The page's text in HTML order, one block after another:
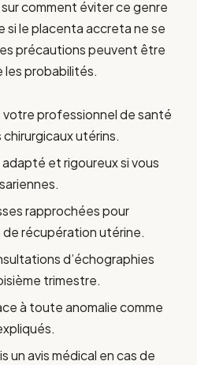
comment éviter ce genre
si le placenta accreta ne se
précautions peuvent être
les probabilités.
votre professionnel de santé
utérins.
adapté et rigoureux si vous
rapprochées pour
récupération utérine.
d’échographies
trimestre.
à toute anomalie comme
un avis médical en cas de